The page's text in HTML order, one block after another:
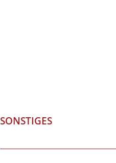
SONSTIGES